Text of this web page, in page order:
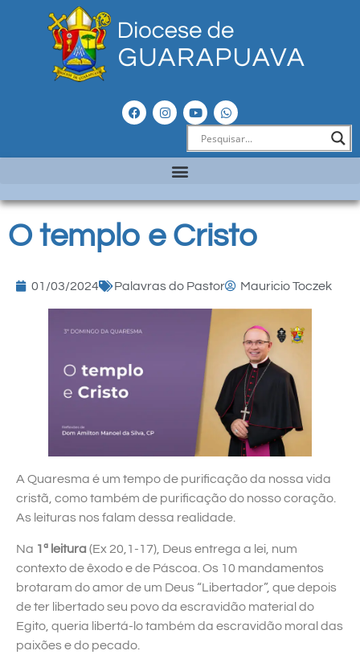
O templo e Cristo
01/03/2024 Palavras do Pastor Mauricio Toczek
A Quaresma é um tempo de purificação da nossa vida
cristã, como também de purificação do nosso coração.
As leituras nos falam dessa realidade.
Na 1ª leitura (Ex 20,1-17), Deus entrega a lei, num
contexto de êxodo e de Páscoa. Os 10 mandamentos
brotaram do amor de um Deus “Libertador”, que depois
de ter libertado seu povo da escravidão material do
Egito, queria libertá-lo também da escravidão moral das
paixões e do pecado.